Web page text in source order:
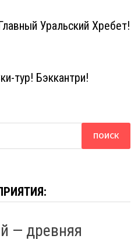
Уральский Хребет!
тур! Бэккантри!
— древняя